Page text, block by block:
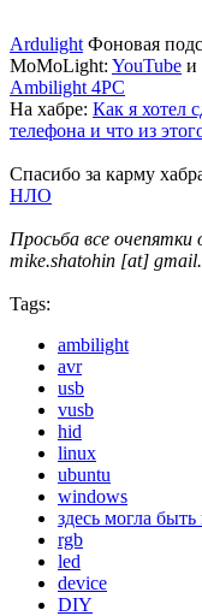
Ardulight Фоновая
MoMoLight: YouTube и
Ambilight 4PC
На хабре: Как я хотел
телефона и что из
Спасибо за карму
НЛО
Просьба все очепятки
mike.shatohin [at]
Tags:
ambilight
avr
usb
vusb
hid
linux
ubuntu
windows
здесь могла
rgb
led
device
DIY